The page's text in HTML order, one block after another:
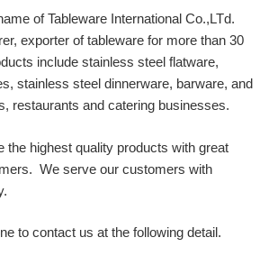
of Tableware International Co.,LTd.
exporter of tableware for more than 30
include stainless steel flatware,
stainless steel dinnerware, barware, and
restaurants and catering businesses.
the highest quality products with great
We serve our customers with
to contact us at the following detail.